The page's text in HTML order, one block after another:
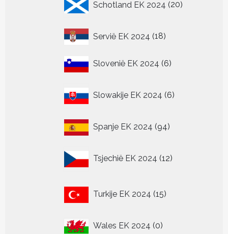
Schotland EK 2024 20
producten
Servië EK 2024 1818
Slovenië EK 2024 66
Slowakije EK 2024 6
producten
Spanje EK 2024 9494
Tsjechië EK 2024 12
producten
Turkije EK 2024 15
producten
Wales EK 2024 00